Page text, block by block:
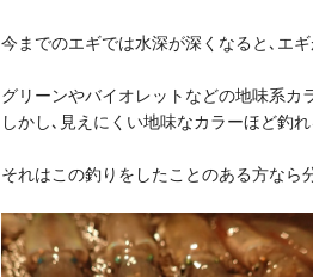
今までのエギでは水深が深くなると､エ
グリーンやバイオレットなどの地味系カ
しかし､見えにくい地味なカラーほど釣れ
それはこの釣りをしたことのある方なら